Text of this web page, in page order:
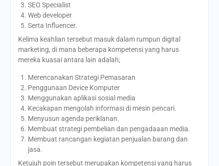
SEO Specialist
Web developer
Serta Influencer.
Kelima keahlian tersebut masuk dalam rumpun digital
marketing, di mana beberapa kompetensi yang harus
mereka kuasai antara lain adalah;
Merencanakan Strategi Pemasaran
Penggunaan Device Komputer
Menggunakan aplikasi sosial media
Kecakapan mengolah informasi di mesin pencari.
Menyusun agenda periklanan.
Membuat strategi pembelian dan pengadaaan media.
Membuat rancangan kegiatan penjualan barang dan
jasa.
Ketujuh poin tersebut merupakan kompetensi yang harus